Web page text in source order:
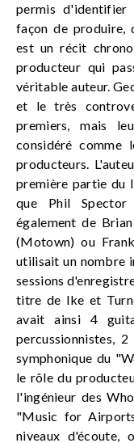
permis d'identifier
façon de produire,
est un récit
producteur qui
véritable auteur.
et le très
premiers, mais
considéré comme
producteurs.
première partie du
que Phil
également de
(Motown) ou
utilisait un nombre
sessions
titre de Ike et
avait ainsi 4
percussionnistes,
symphonique du
le rôle du
l'ingénieur des
"Music for
niveaux d'écoute,